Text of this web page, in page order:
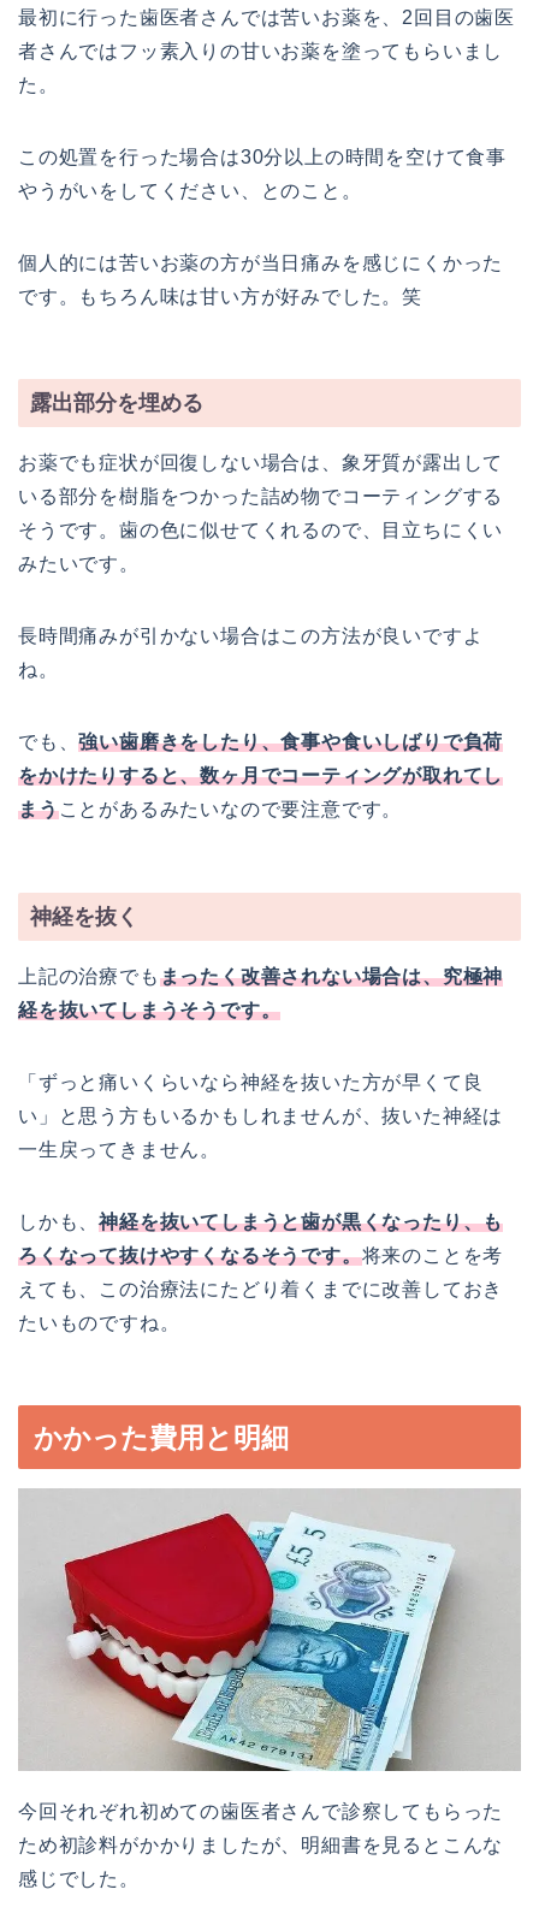
最初に行った歯医者さんでは苦いお薬を、2回目の歯医
者さんではフッ素入りの甘いお薬を塗ってもらいまし
た。
この処置を行った場合は30分以上の時間を空けて食事
やうがいをしてください、とのこと。
個人的には苦いお薬の方が当日痛みを感じにくかった
です。もちろん味は甘い方が好みでした。笑
露出部分を埋める
お薬でも症状が回復しない場合は、象牙質が露出して
いる部分を樹脂をつかった詰め物でコーティングする
そうです。歯の色に似せてくれるので、目立ちにくい
みたいです。
長時間痛みが引かない場合はこの方法が良いですよ
ね。
でも、強い歯磨きをしたり、食事や食いしばりで負荷
をかけたりすると、数ヶ月でコーティングが取れてし
まうことがあるみたいなので要注意です。
神経を抜く
上記の治療でもまったく改善されない場合は、究極神
経を抜いてしまうそうです。
「ずっと痛いくらいなら神経を抜いた方が早くて良
い」と思う方もいるかもしれませんが、抜いた神経は
一生戻ってきません。
しかも、神経を抜いてしまうと歯が黒くなったり、も
ろくなって抜けやすくなるそうです。将来のことを考
えても、この治療法にたどり着くまでに改善しておき
たいものですね。
かかった費用と明細
今回それぞれ初めての歯医者さんで診察してもらった
ため初診料がかかりましたが、明細書を見るとこんな
感じでした。